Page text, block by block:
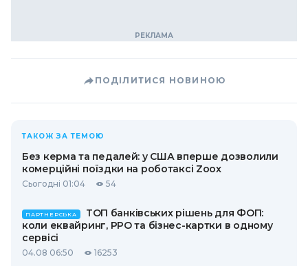
ПОДІЛИТИСЯ НОВИНОЮ
ТАКОЖ ЗА ТЕМОЮ
Без керма та педалей: у США вперше дозволили
комерційні поїздки на роботаксі Zoox
Сьогодні 01:04 54
ПАРТНЕРСЬКА
ТОП банківських рішень для ФОП:
коли еквайринг, РРО та бізнес-картки в одному
сервісі
04.08 06:50 16253